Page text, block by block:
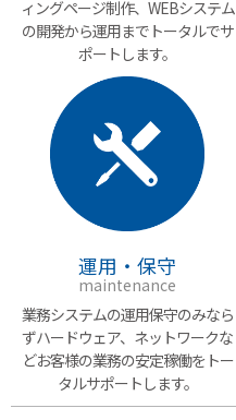
ィングページ制作、 WEBシステム
の開発から運用までトータルでサ
ポートします。
運用・保守
maintenance
業務システムの運用保守のみなら
ずハードウェア、 ネットワークな
どお客様の業務の安定稼働をトー
タルサポートします。